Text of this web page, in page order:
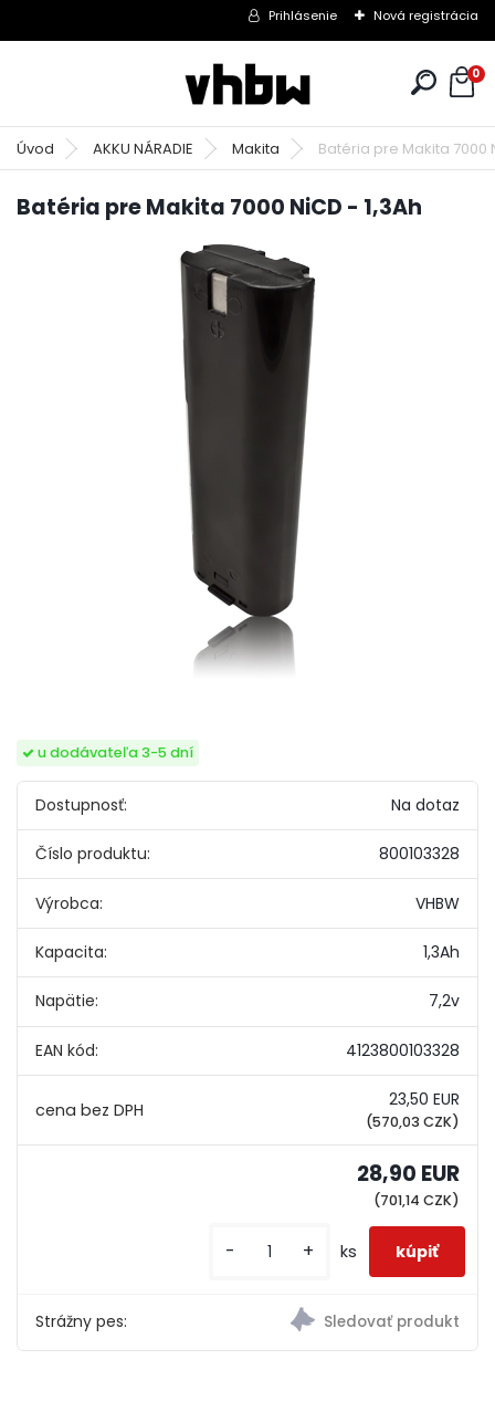
Prihlásenie Nová registrácia
0
Úvod AKKU NÁRADIE Makita Batéria pre Makita 7000
Batéria pre Makita 7000 NiCD - 1,3Ah
u dodávateľa 3-5 dní
Dostupnosť: Na dotaz
Číslo produktu: 800103328
Výrobca: VHBW
Kapacita: 1,3Ah
Napätie: 7,2v
EAN kód: 4123800103328
23,50 EUR
(570,03 CZK)
28,90 EUR
(701,14 CZK)
Strážny pes:
- + ks